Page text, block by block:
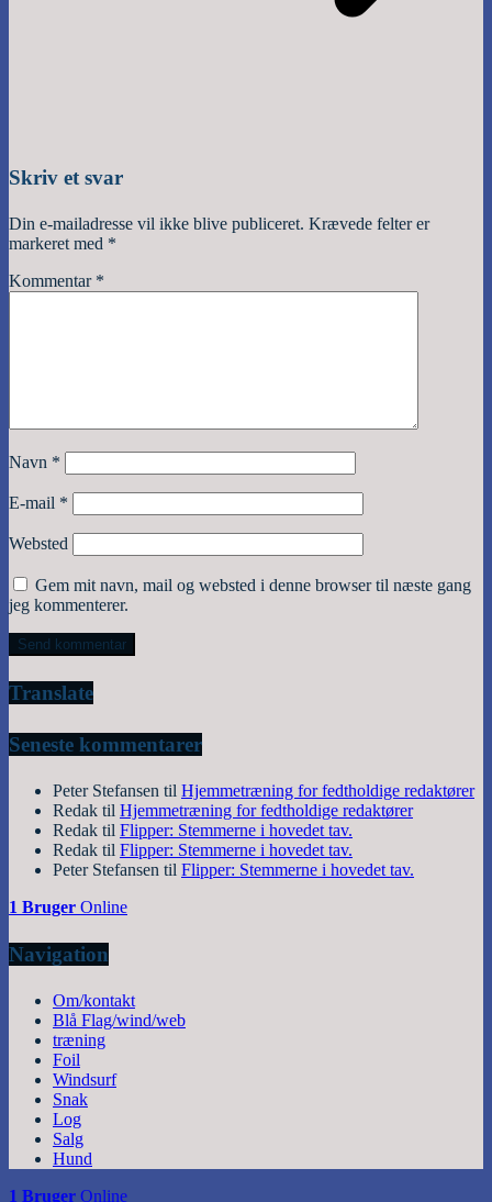
Skriv et svar
Din e-mailadresse vil ikke blive publiceret. Krævede felter er
markeret med *
Kommentar *
Navn *
E-mail *
Websted
Gem mit navn, mail og websted i denne browser til næste gang
jeg kommenterer.
Translate
Seneste kommentarer
Peter Stefansen til Hjemmetræning for fedtholdige redaktører
Redak til Hjemmetræning for fedtholdige redaktører
Redak til Flipper: Stemmerne i hovedet tav.
Redak til Flipper: Stemmerne i hovedet tav.
Peter Stefansen til Flipper: Stemmerne i hovedet tav.
1 Bruger Online
Navigation
Om/kontakt
Blå Flag/wind/web
træning
Foil
Windsurf
Snak
Log
Salg
Hund
1 Bruger Online